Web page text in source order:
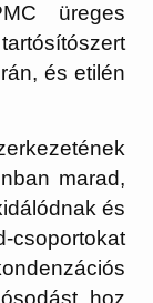
üreges
és etilén
marad,
és
csoportokat
hoz